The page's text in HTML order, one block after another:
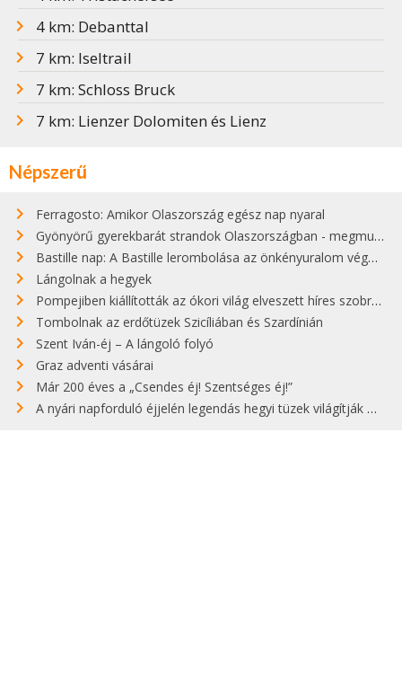
4 km: Debanttal
7 km: Iseltrail
7 km: Schloss Bruck
7 km: Lienzer Dolomiten és Lienz
Népszerű
Ferragosto: Amikor Olaszország egész nap nyaral
Gyönyörű gyerekbarát strandok Olaszországban - megmutatjuk a 15 legjobbat
Bastille nap: A Bastille lerombolása az önkényuralom végét jelentette
Lángolnak a hegyek
Pompejiben kiállították az ókori világ elveszett híres szobrának másolatát
Tombolnak az erdőtüzek Szicíliában és Szardínián
Szent Iván-éj – A lángoló folyó
Graz adventi vásárai
Már 200 éves a „Csendes éj! Szentséges éj!”
A nyári napforduló éjjelén legendás hegyi tüzek világítják meg Zugspitzét